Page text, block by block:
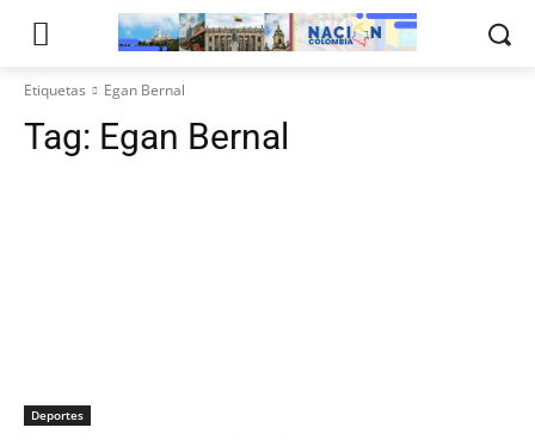
Etiquetas Egan Bernal
Tag: Egan Bernal
Deportes